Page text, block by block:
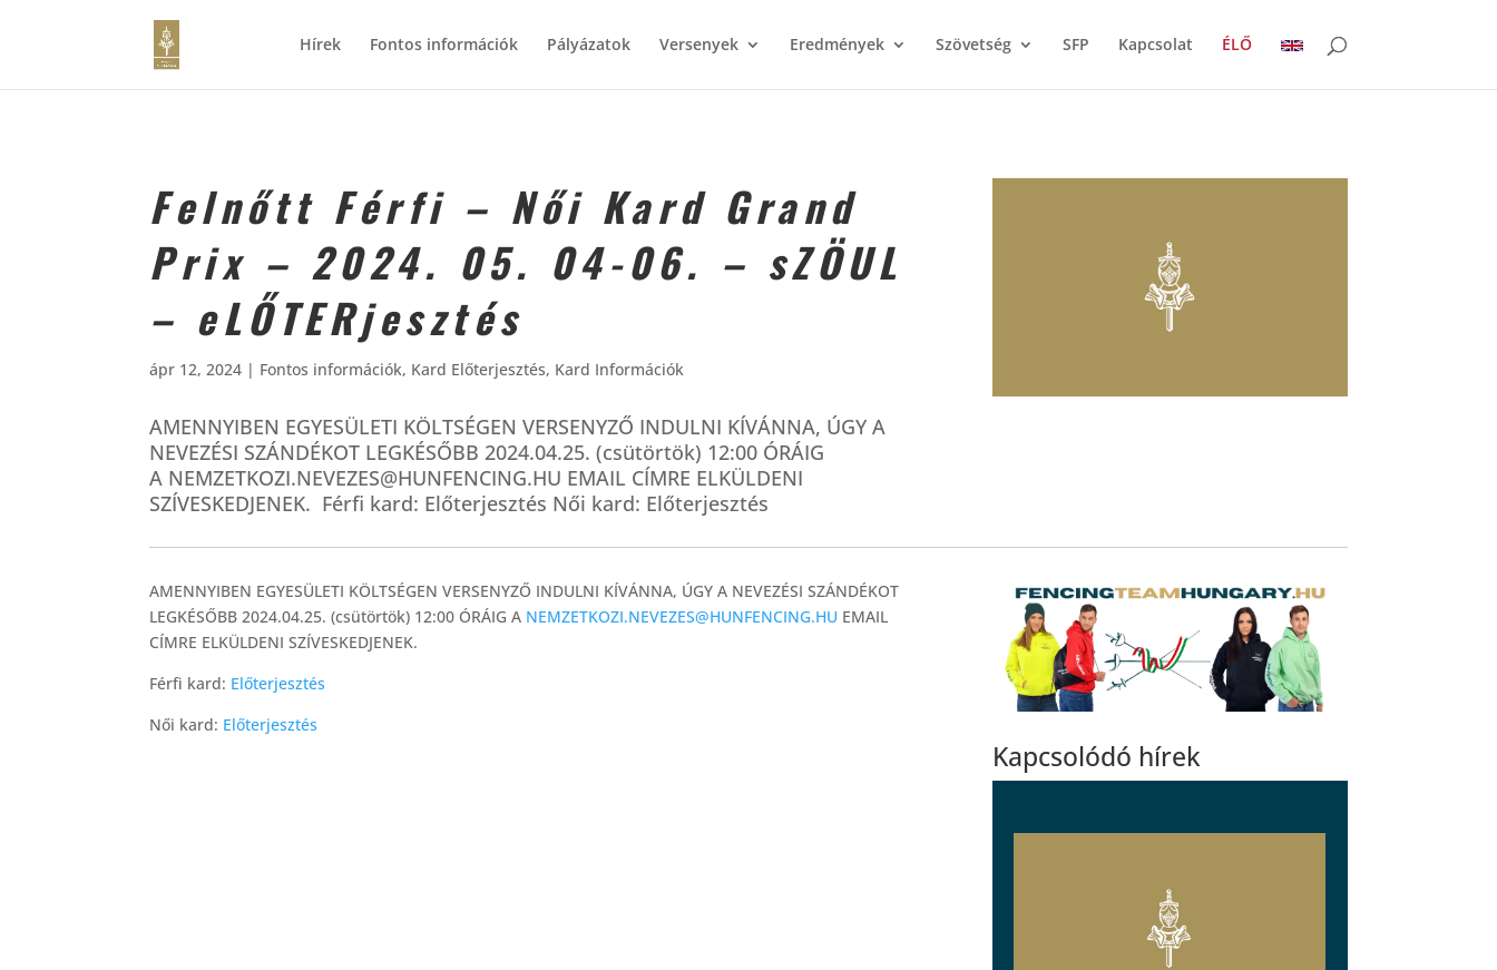
Hírek Fontos információk Pályázatok Versenyek Eredmények Szövetség SFP Kapcsolat ÉLŐ
Felnőtt Férfi – Női Kard Grand
Prix – 2024. 05. 04-06. – sZÖUL
– eLŐTERjesztés
ápr 12, 2024 | Fontos információk, Kard Előterjesztés, Kard Információk
AMENNYIBEN EGYESÜLETI KÖLTSÉGEN VERSENYZŐ INDULNI KÍVÁNNA, ÚGY A
NEVEZÉSI SZÁNDÉKOT LEGKÉSŐBB 2024.04.25. (csütörtök) 12:00 ÓRÁIG
A NEMZETKOZI.NEVEZES@HUNFENCING.HU EMAIL CÍMRE ELKÜLDENI
SZÍVESKEDJENEK. Férfi kard: Előterjesztés Női kard: Előterjesztés
AMENNYIBEN EGYESÜLETI KÖLTSÉGEN VERSENYZŐ INDULNI KÍVÁNNA, ÚGY A NEVEZÉSI SZÁNDÉKOT
LEGKÉSŐBB 2024.04.25. (csütörtök) 12:00 ÓRÁIG A NEMZETKOZI.NEVEZES@HUNFENCING.HU EMAIL
CÍMRE ELKÜLDENI SZÍVESKEDJENEK.
Férfi kard: Előterjesztés
Női kard: Előterjesztés
Kapcsolódó hírek